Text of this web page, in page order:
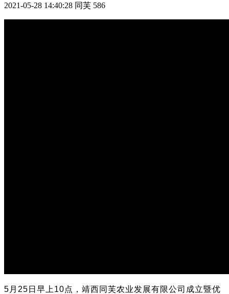
2021-05-28 14:40:28 同芙 586
5月25日早上10点，靖西同芙农业发展有限公司成立暨优